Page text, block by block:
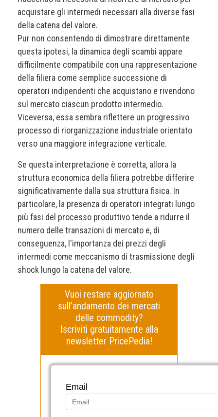
acquistare gli intermedi necessari alla diverse fasi
della catena del valore.
Pur non consentendo di dimostrare direttamente
questa ipotesi, la dinamica degli scambi appare
difficilmente compatibile con una rappresentazione
della filiera come semplice successione di
operatori indipendenti che acquistano e rivendono
sul mercato ciascun prodotto intermedio.
Viceversa, essa sembra riflettere un progressivo
processo di riorganizzazione industriale orientato
verso una maggiore integrazione verticale.
Se questa interpretazione è corretta, allora la
struttura economica della filiera potrebbe differire
significativamente dalla sua struttura fisica. In
particolare, la presenza di operatori integrati lungo
più fasi del processo produttivo tende a ridurre il
numero delle transazioni di mercato e, di
conseguenza, l'importanza dei prezzi degli
intermedi come meccanismo di trasmissione degli
shock lungo la catena del valore.
Vuoi restare aggiornato
sull’andamento dei mercati
delle commodity?
Iscriviti gratuitamente alla
newsletter PricePedia!
Email